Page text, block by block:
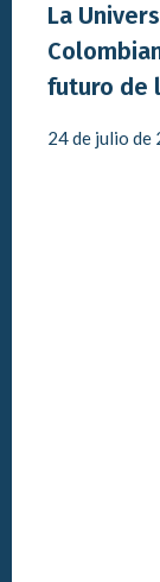
La
futuro de
24 de julio de